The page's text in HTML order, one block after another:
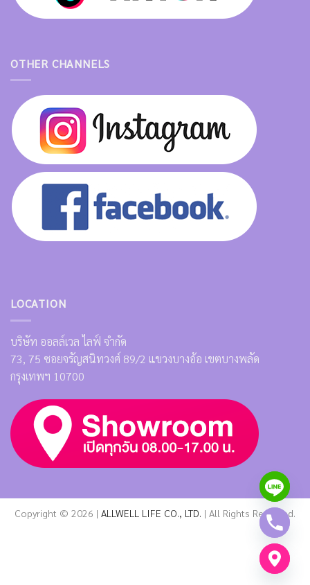
OTHER CHANNELS
LOCATION
บริษัท ออลล์เวล ไลฟ์ จำกัด
73, 75 ซอยจรัญสนิทวงศ์ 89/2 แขวงบางอ้อ เขตบางพลัด
กรุงเทพฯ 10700
Copyright © 2026 | ALLWELL LIFE CO., LTD. | All Rights Reserved.